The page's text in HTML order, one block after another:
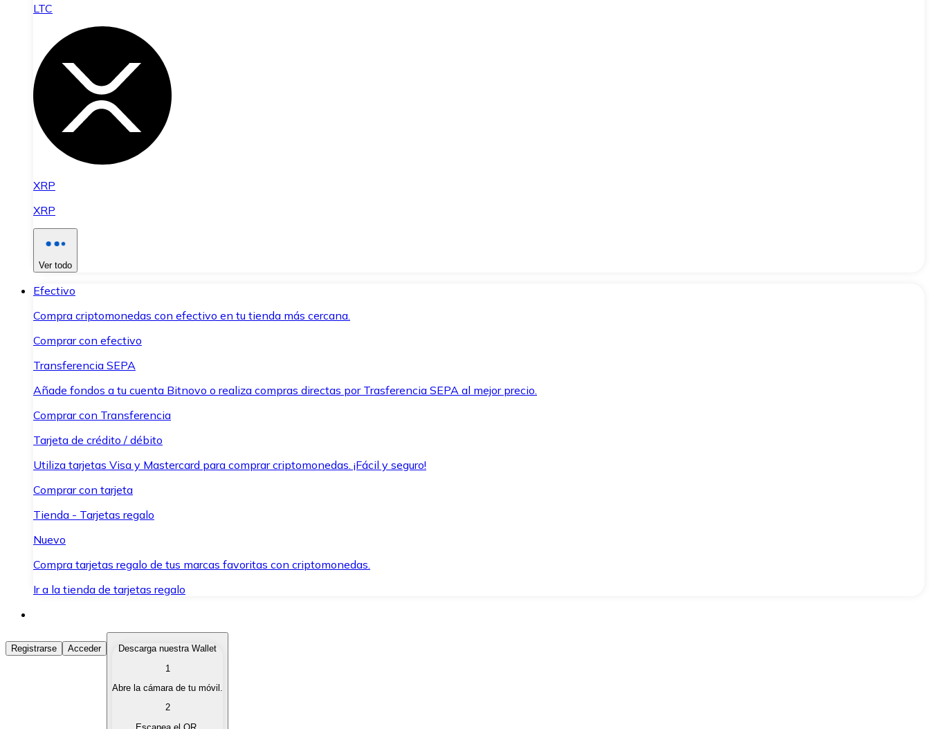
LTC
XRP
XRP
Ver todo
Efectivo
Compra criptomonedas con efectivo en tu tienda más cercana.
Comprar con efectivo
Transferencia SEPA
Añade fondos a tu cuenta Bitnovo o realiza compras directas por Trasferencia SEPA al mejor precio.
Comprar con Transferencia
Tarjeta de crédito / débito
Utiliza tarjetas Visa y Mastercard para comprar criptomonedas. ¡Fácil y seguro!
Comprar con tarjeta
Tienda - Tarjetas regalo
Nuevo
Compra tarjetas regalo de tus marcas favoritas con criptomonedas.
Ir a la tienda de tarjetas regalo
Comprar Criptomonedas
Compra criptomonedas con diferentes métodos de pago.
Vende tus criptomonedas de forma rápida y segura.
Registrarse Acceder
Descarga nuestra Wallet
1
Abre la cámara de tu móvil.
2